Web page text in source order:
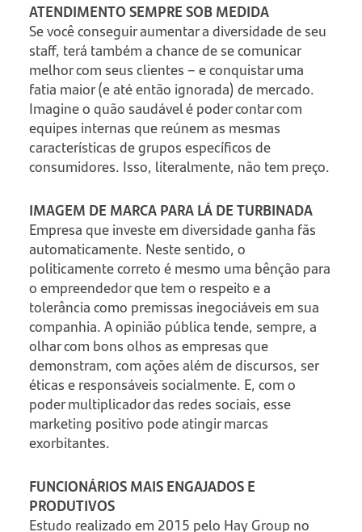
ATENDIMENTO SEMPRE SOB MEDIDA
Se você conseguir aumentar a diversidade de seu
staff, terá também a chance de se comunicar
melhor com seus clientes – e conquistar uma
fatia maior (e até então ignorada) de mercado.
Imagine o quão saudável é poder contar com
equipes internas que reúnem as mesmas
características de grupos específicos de
consumidores. Isso, literalmente, não tem preço.
IMAGEM DE MARCA PARA LÁ DE TURBINADA
Empresa que investe em diversidade ganha fãs
automaticamente. Neste sentido, o
politicamente correto é mesmo uma bênção para
o empreendedor que tem o respeito e a
tolerância como premissas inegociáveis em sua
companhia. A opinião pública tende, sempre, a
olhar com bons olhos as empresas que
demonstram, com ações além de discursos, ser
éticas e responsáveis socialmente. E, com o
poder multiplicador das redes sociais, esse
marketing positivo pode atingir marcas
exorbitantes.
FUNCIONÁRIOS MAIS ENGAJADOS E
PRODUTIVOS
Estudo realizado em 2015 pelo Hay Group no